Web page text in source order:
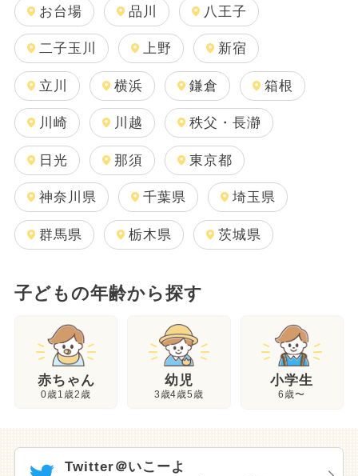
お台場 品川 八王子
二子玉川 上野 新宿
立川 横浜 鎌倉 箱根
川崎 川越 秩父・長瀞
日光 那須 東京都
神奈川県 千葉県 埼玉県
群馬県 栃木県 茨城県
子どもの年齢から探す
赤ちゃん
0歳1歳2歳
幼児
3歳4歳5歳
小学生
6歳〜
Twitter＠いこーよ